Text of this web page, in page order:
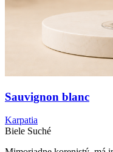
Sauvignon blanc
Karpatia
Biele Suché